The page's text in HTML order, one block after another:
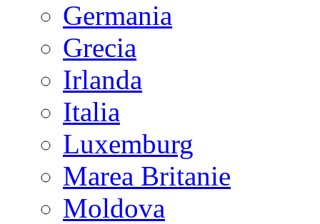
Germania
Grecia
Irlanda
Italia
Luxemburg
Marea Britanie
Moldova